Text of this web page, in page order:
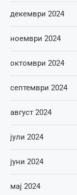
декември 2024
ноември 2024
октомври 2024
септември 2024
август 2024
јули 2024
јуни 2024
мај 2024